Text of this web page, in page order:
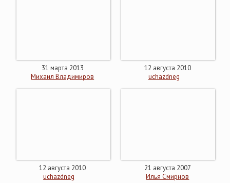
31 марта 2013
Михаил Владимиров
12 августа 2010
uchazdneg
12 августа 2010
uchazdneg
21 августа 2007
Илья Смирнов